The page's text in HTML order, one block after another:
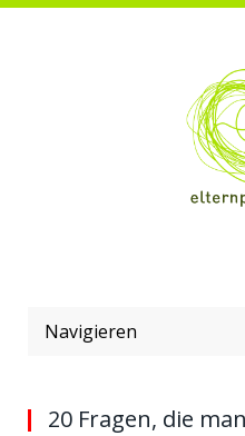
Navigieren
20 Fragen, die